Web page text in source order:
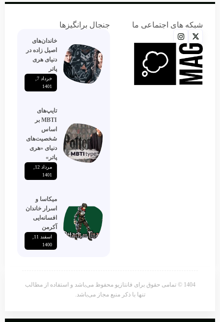
شبکه های اجتماعی ما جنجال برانگیزها
خاندان‌های
اصیل زاده‌ در
دنیای هری
پاتر
1401
تایپ‌های
MBTI بر
اساس
شخصیت‌های
دنیای «هری
پاتر»
1401
میکاسا و
اسرار خاندان
افسانه‌ایی
آکرمن
1400
1404 © تمامی حقوق برای فانتازیو محفوظ می‌باشد و استفاده از مطالب
تنها با ذکر منبع مجاز می‌باشد.